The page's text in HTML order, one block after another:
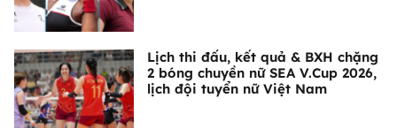
Lịch thi đấu, kết quả & BXH chặng
2 bóng chuyền nữ SEA V.Cup 2026,
lịch đội tuyển nữ Việt Nam